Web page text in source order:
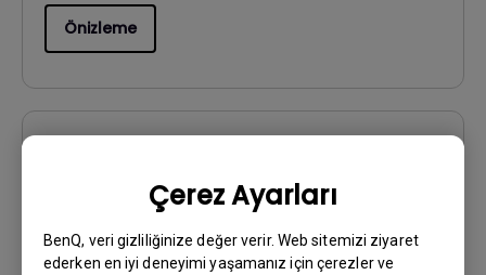
Çerez Ayarları
BenQ, veri gizliliğinize değer verir. Web sitemizi ziyaret
ederken en iyi deneyimi yaşamanız için çerezler ve
Önizleme
CABINET_3D
Güncelleme:2023/06/26
Dil: